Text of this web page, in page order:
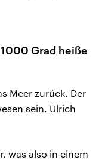
Grad heiße
Meer zurück. Der
sein. Ulrich
was also in einem